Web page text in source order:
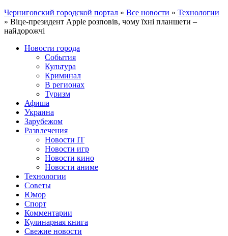
Черниговский городской портал » Все новости » Технологии
» Віце-президент Apple розповів, чому їхні планшети –
найдорожчі
Новости города
События
Культура
Криминал
В регионах
Туризм
Афиша
Украина
Зарубежом
Развлечения
Новости IT
Новости игр
Новости кино
Новости аниме
Технологии
Советы
Юмор
Спорт
Комментарии
Кулинарная книга
Свежие новости